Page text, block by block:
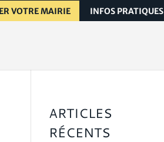
VOTRE MAIRIE INFOS PRATIQUES
ARTICLES
RÉCENTS